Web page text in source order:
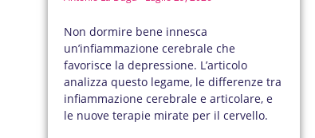
Non dormire bene innesca
un’infiammazione cerebrale che
favorisce la depressione. L’articolo
analizza questo legame, le differenze tra
infiammazione cerebrale e articolare, e
le nuove terapie mirate per il cervello.